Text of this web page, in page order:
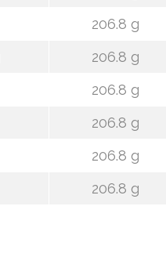
206.8 g
206.8 g
206.8 g
206.8 g
206.8 g
206.8 g